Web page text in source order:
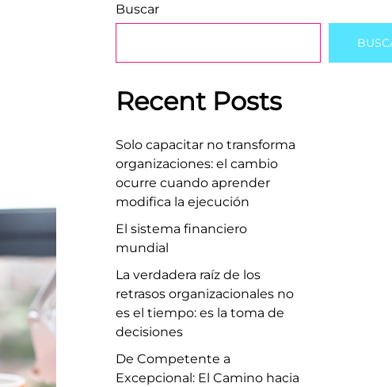
Buscar
Recent Posts
Solo capacitar no transforma
organizaciones: el cambio
ocurre cuando aprender
modifica la ejecución
El sistema financiero
mundial
La verdadera raíz de los
retrasos organizacionales no
es el tiempo: es la toma de
decisiones
De Competente a
Excepcional: El Camino hacia